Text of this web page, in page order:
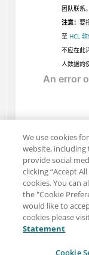
团队联系
注意： 要
至 HCL
不应在此
人数据的
分享：电子邮件
We use cookies
website,
provide social
clicking “Accept
cookies. You can
the "Cookie
would like to
cookies please
Statement
Cookie